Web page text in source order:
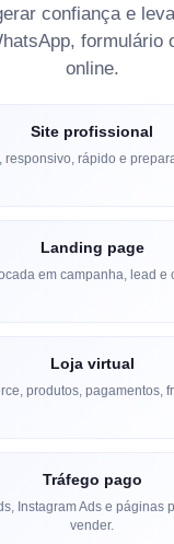
confiança e
formulário
online.
Site profissional
responsivo, rápido e
Landing page
em campanha, lead e
Loja virtual
produtos, pagamentos,
Tráfego pago
Instagram Ads e páginas
vender.